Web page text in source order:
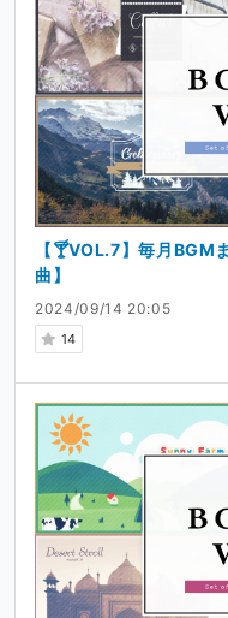
2024/09/14 20:05
14
【🍸VOL.7】毎月
曲】